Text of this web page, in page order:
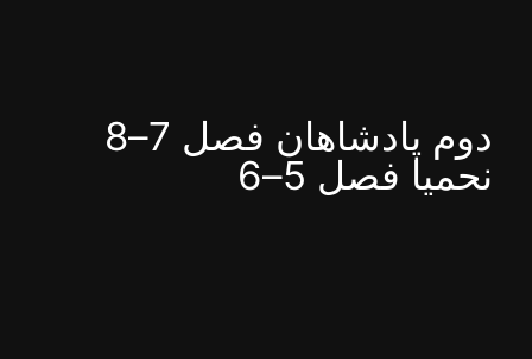
دوم پادشاهان فصل 7–8
نحمیا فصل 5–6